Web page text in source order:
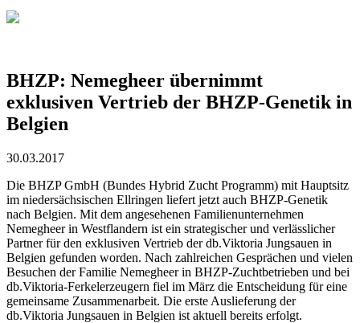
BHZP: Nemegheer übernimmt
exklusiven Vertrieb der BHZP-Genetik in
Belgien
30.03.2017
Die BHZP GmbH (Bundes Hybrid Zucht Programm) mit Hauptsitz
im niedersächsischen Ellringen liefert jetzt auch BHZP-Genetik
nach Belgien. Mit dem angesehenen Familienunternehmen
Nemegheer in Westflandern ist ein strategischer und verlässlicher
Partner für den exklusiven Vertrieb der db.Viktoria Jungsauen in
Belgien gefunden worden. Nach zahlreichen Gesprächen und vielen
Besuchen der Familie Nemegheer in BHZP-Zuchtbetrieben und bei
db.Viktoria-Ferkelerzeugern fiel im März die Entscheidung für eine
gemeinsame Zusammenarbeit. Die erste Auslieferung der
db.Viktoria Jungsauen in Belgien ist aktuell bereits erfolgt.